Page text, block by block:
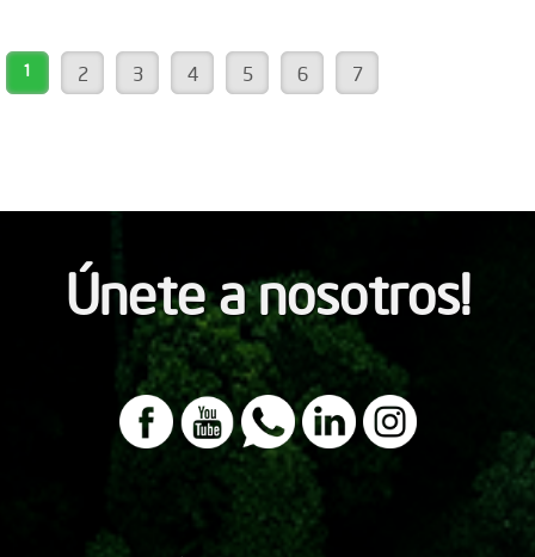
1 2 3 4 5 6 7
Únete a nosotros!